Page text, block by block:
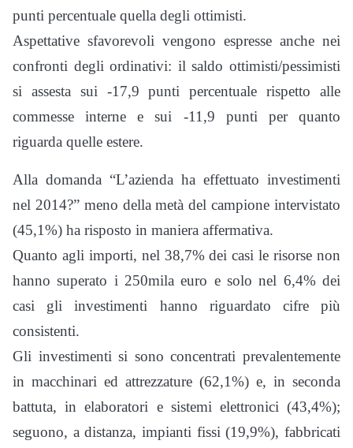
punti percentuale quella degli ottimisti.
Aspettative sfavorevoli vengono espresse anche nei
confronti degli ordinativi: il saldo ottimisti/pessimisti
si assesta sui -17,9 punti percentuale rispetto alle
commesse interne e sui -11,9 punti per quanto
riguarda quelle estere.
Alla domanda “L’azienda ha effettuato investimenti
nel 2014?” meno della metà del campione intervistato
(45,1%) ha risposto in maniera affermativa.
Quanto agli importi, nel 38,7% dei casi le risorse non
hanno superato i 250mila euro e solo nel 6,4% dei
casi gli investimenti hanno riguardato cifre più
consistenti.
Gli investimenti si sono concentrati prevalentemente
in macchinari ed attrezzature (62,1%) e, in seconda
battuta, in elaboratori e sistemi elettronici (43,4%);
seguono, a distanza, impianti fissi (19,9%), fabbricati